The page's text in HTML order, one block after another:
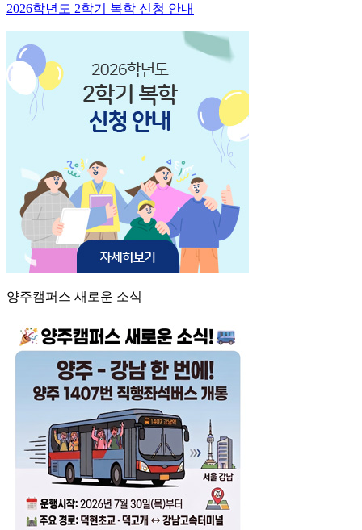
2026학년도 2학기 복학 신청 안내
양주캠퍼스 새로운 소식